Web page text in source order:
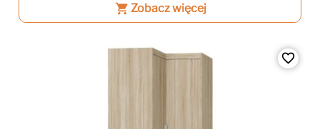
shopping_cart Zobacz więcej
favorite_border